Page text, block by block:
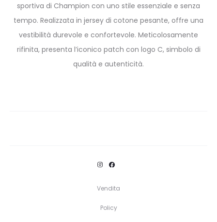
sportiva di Champion con uno stile essenziale e senza
tempo. Realizzata in jersey di cotone pesante, offre una
vestibilità durevole e confortevole. Meticolosamente
rifinita, presenta l’iconico patch con logo C, simbolo di
qualità e autenticità.
Vendita
Policy